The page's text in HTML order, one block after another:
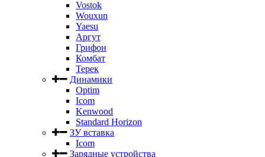
Vostok
Wouxun
Yaesu
Аргут
Грифон
Комбат
Терек
Динамики
Optim
Icom
Kenwood
Standard Horizon
ЗУ вставка
Icom
Зарядные устройства